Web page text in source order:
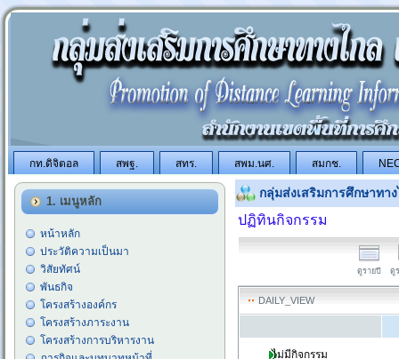
กท.ดิจิตอล สพฐ. สทร. สพม.นศ. สมกช.
1. เมนูหลัก
หน้าหลัก
ประวัติความเป็นมา
วิสัยทัศน์
พันธกิจ
โครงสร้างองค์กร
โครงสร้างภาระงาน
โครงสร้างการบริหารงาน
กลุ่มส่งเสริมการศึกษาทา
ปฏิทินกิจกรรม
ดูรายปี ดู
DAILY_VIEW
ไม่มีกิจกรรม